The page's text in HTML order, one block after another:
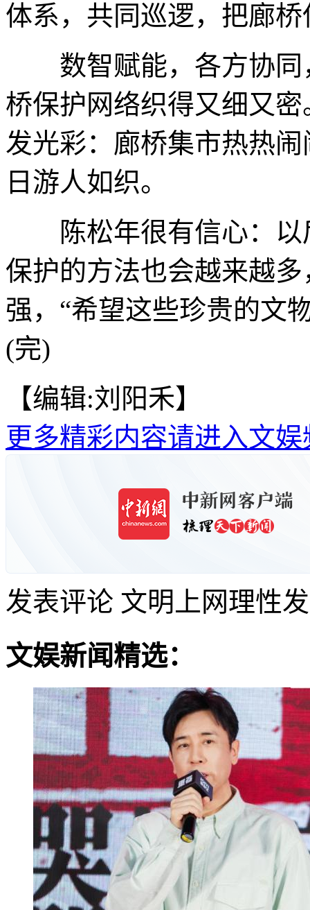
体系，共同巡逻，把廊
数智赋能，各方协同
桥保护网络织得又细又
发光彩：廊桥集市热热
日游人如织。
陈松年很有信心：以
保护的方法也会越来越
强，“希望这些珍贵的文
(完)
【编辑:刘阳禾】
更多精彩内容请进入文娱
发表评论 文明上网理性
文娱新闻精选：